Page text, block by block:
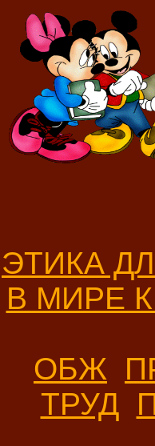
ЭТИКА
В МИРЕ
ОБЖ
ТРУД